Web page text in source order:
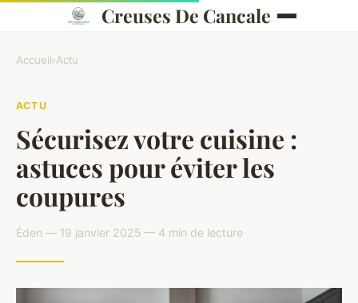
Creuses De Cancale
Accueil›Actu
ACTU
Sécurisez votre cuisine :
astuces pour éviter les
coupures
Éden — 19 janvier 2025 — 4 min de lecture